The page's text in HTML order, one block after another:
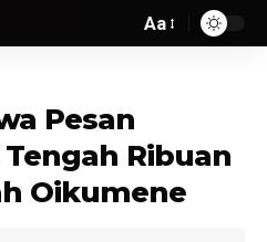
Aa
Pesan
Ribuan
Oikumene